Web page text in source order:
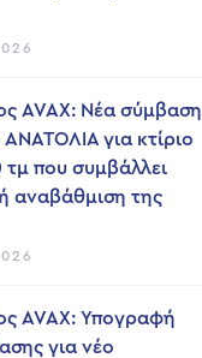
AVAX: Νέα σύμβαση
ΑΝΑΤΟΛΙΑ για κτίριο
τμ που συμβάλλει
αναβάθμιση της
AVAX: Υπογραφή
για νέο